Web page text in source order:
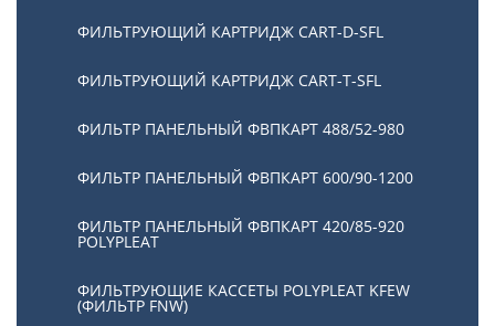
ФИЛЬТРУЮЩИЙ КАРТРИДЖ CART-D-SFL
ФИЛЬТРУЮЩИЙ КАРТРИДЖ CART-T-SFL
ФИЛЬТР ПАНЕЛЬНЫЙ ФВПКАРТ 488/52-980
ФИЛЬТР ПАНЕЛЬНЫЙ ФВПКАРТ 600/90-1200
ФИЛЬТР ПАНЕЛЬНЫЙ ФВПКАРТ 420/85-920
POLYPLEAT
ФИЛЬТРУЮЩИЕ КАССЕТЫ POLYPLEAT KFEW
(ФИЛЬТР FNW)